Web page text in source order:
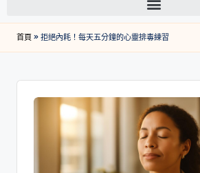
首頁»拒絕內耗！每天五分鐘的心靈排毒練習